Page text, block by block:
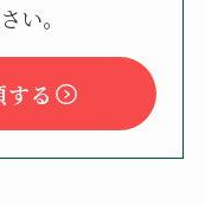
い。
る